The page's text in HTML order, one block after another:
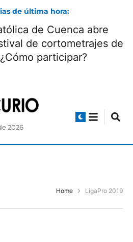
de última hora:
de Cuenca abre
de cortometrajes de
participar?
2026
Home LigaPro 2019